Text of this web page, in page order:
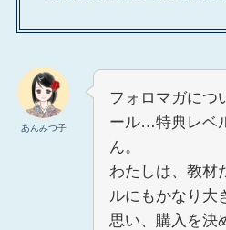
あんみつ子
フォロマガにつ
ール…特典レベ
ん。
わたしは、教材
ルにもかなり大
思い、購入を決